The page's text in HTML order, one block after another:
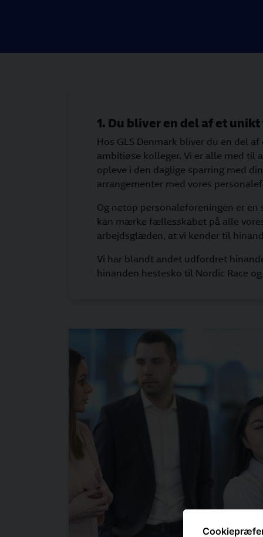
1. Du bliver en del af et
Hos GLS Denmark bliver du en del
ambitiøse kolleger. Vi er alle med
opleve i den daglige sparring med
arrangementer med vores
Og netop personaleforeningen er en
kan mærke fællesskabet på alle
arbejdsglæden, at vi kender til
Vi har blandt andet udfordret
hinanden hestesko til Nordic Race